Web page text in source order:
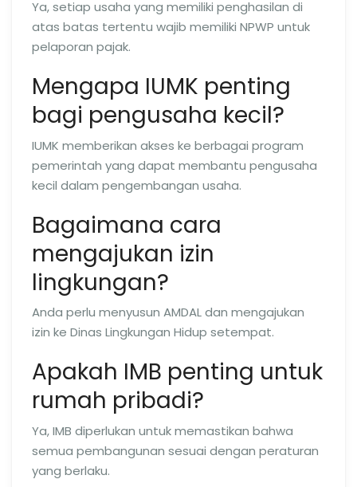
Ya, setiap usaha yang memiliki penghasilan di
atas batas tertentu wajib memiliki NPWP untuk
pelaporan pajak.
Mengapa IUMK penting
bagi pengusaha kecil?
IUMK memberikan akses ke berbagai program
pemerintah yang dapat membantu pengusaha
kecil dalam pengembangan usaha.
Bagaimana cara
mengajukan izin
lingkungan?
Anda perlu menyusun AMDAL dan mengajukan
izin ke Dinas Lingkungan Hidup setempat.
Apakah IMB penting untuk
rumah pribadi?
Ya, IMB diperlukan untuk memastikan bahwa
semua pembangunan sesuai dengan peraturan
yang berlaku.